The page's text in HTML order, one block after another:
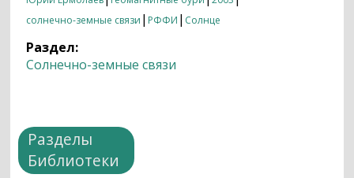
солнечно-земные связи | РФФИ | Солнце
Раздел:
Солнечно-земные связи
Разделы
Библиотеки